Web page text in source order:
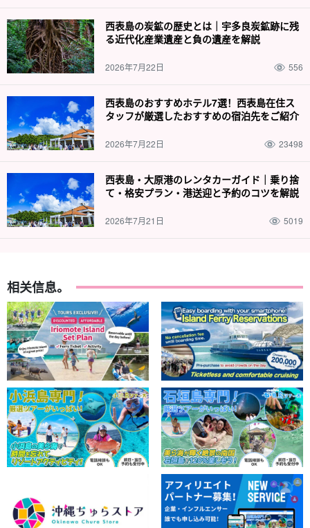
西表島の炭鉱の歴史とは｜宇多良炭鉱跡に残
る近代化産業遺産と負の遺産を解説
2026年7月22日 556
西表島のおすすめホテル7選！西表島在住ス
タッフが厳選したおすすめの宿泊先をご紹介
2026年7月22日 23498
西表島・大原港のレンタカーガイド｜乗り捨
て・格安プラン・港送迎と予約のコツを解説
2026年7月21日 5019
相关信息。